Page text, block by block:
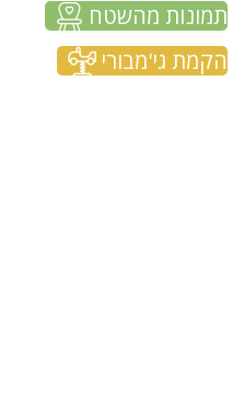
תמונות מהשטח
הקמת גי'מבורי